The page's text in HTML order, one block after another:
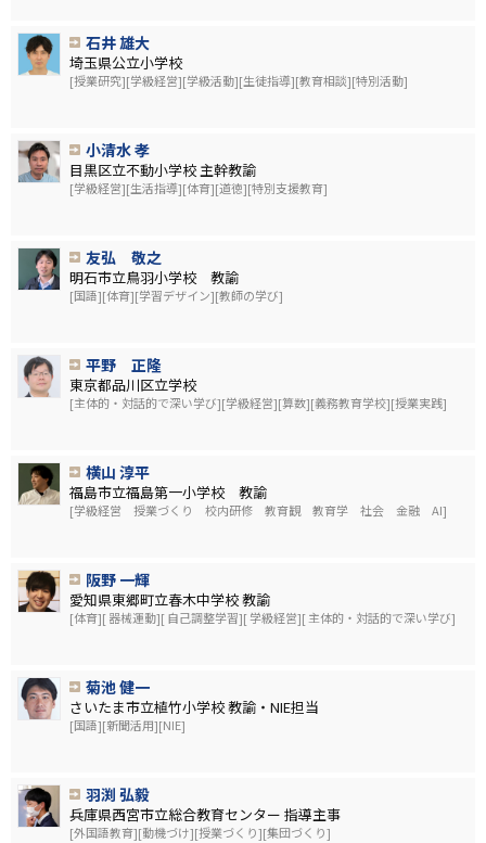
石井 雄大
埼玉県公立小学校
[授業研究][学級経営][学級活動][生徒指導][教育相談][特別活動]
小清水 孝
目黒区立不動小学校 主幹教諭
[学級経営][生活指導][体育][道徳][特別支援教育]
友弘 敬之
明石市立鳥羽小学校 教諭
[国語][体育][学習デザイン][教師の学び]
平野 正隆
東京都品川区立学校
[主体的・対話的で深い学び][学級経営][算数][義務教育学校][授業実践]
横山 淳平
福島市立福島第一小学校 教諭
[学級経営 授業づくり 校内研修 教育観 教育学 社会 金融 AI]
阪野 一輝
愛知県東郷町立春木中学校 教諭
[体育][ 器械運動][ 自己調整学習][ 学級経営][ 主体的・対話的で深い学び]
菊池 健一
さいたま市立植竹小学校 教諭・NIE担当
[国語][新聞活用][NIE]
羽渕 弘毅
兵庫県西宮市立総合教育センター 指導主事
[外国語教育][動機づけ][授業づくり][集団づくり]